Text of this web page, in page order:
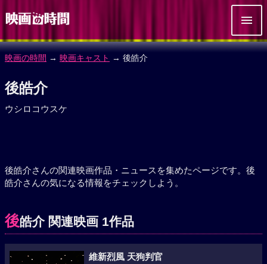
映画の時間 → 映画キャスト → 後皓介
後皓介
ウシロコウスケ
後皓介さんの関連映画作品・ニュースを集めたページです。後
皓介さんの気になる情報をチェックしよう。
後皓介 関連映画 1作品
維新烈風 天狗判官